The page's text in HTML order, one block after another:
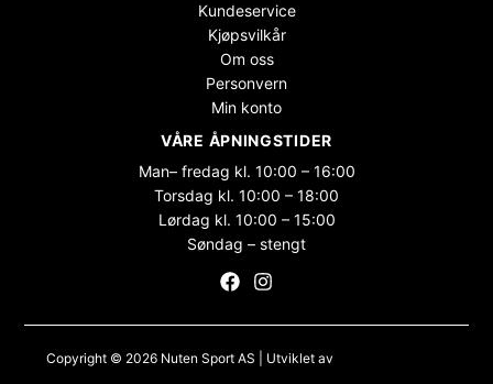
Kundeservice
Kjøpsvilkår
Om oss
Personvern
Min konto
VÅRE ÅPNINGSTIDER
Man– fredag kl. 10:00 – 16:00
Torsdag kl. 10:00 – 18:00
Lørdag kl. 10:00 – 15:00
Søndag – stengt
Copyright © 2026 Nuten Sport AS | Utviklet av